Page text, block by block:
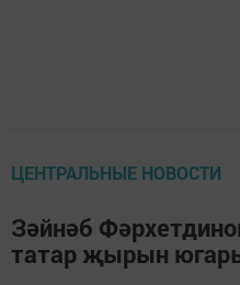
ЦЕНТРАЛЬНЫЕ НОВОСТИ
Зәйнәб
татар җырын